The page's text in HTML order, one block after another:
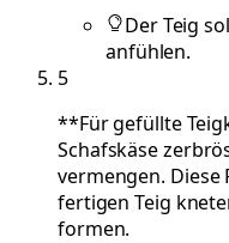
Der Teig
anfühlen.
5
**Für gefüllte
Schafskäse
vermengen.
fertigen Teig
formen.